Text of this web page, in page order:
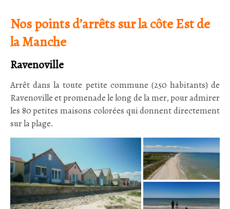
Nos points d’arrêts sur la côte Est de
la Manche
Ravenoville
Arrêt dans la toute petite commune (250 habitants) de
Ravenoville et promenade le long de la mer, pour admirer
les 80 petites maisons colorées qui donnent directement
sur la plage.